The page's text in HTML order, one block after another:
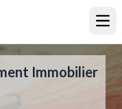
Immobilier